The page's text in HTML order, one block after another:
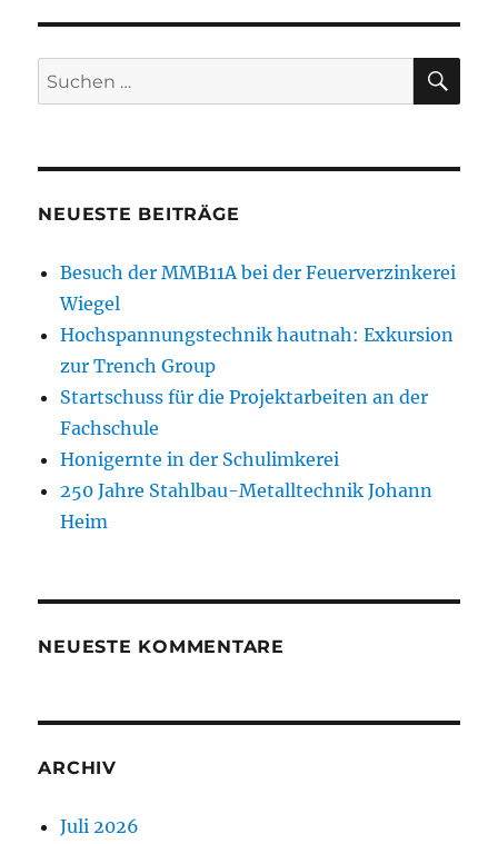
Suchen
nach:
NEUESTE BEITRÄGE
Besuch der MMB11A bei der Feuerverzinkerei
Wiegel
Hochspannungstechnik hautnah: Exkursion
zur Trench Group
Startschuss für die Projektarbeiten an der
Fachschule
Honigernte in der Schulimkerei
250 Jahre Stahlbau-Metalltechnik Johann
Heim
NEUESTE KOMMENTARE
ARCHIV
Juli 2026